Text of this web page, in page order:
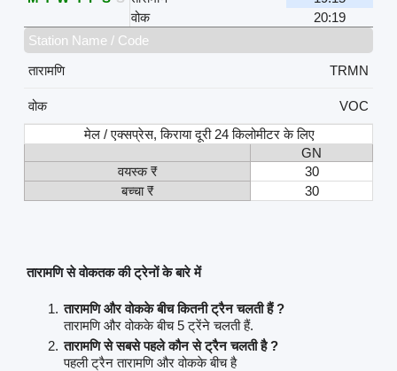
वोक
20:19
Station Name / Code
तारामणि
TRMN
वोक
VOC
मेल / एक्सप्रेस, किराया दूरी 24 किलोमीटर के लिए
GN
वयस्क ₹
30
बच्चा ₹
30
तारामणि से वोकतक की ट्रेनों के बारे में
तारामणि और वोकके बीच कितनी ट्रैन चलती हैं ?
तारामणि और वोकके बीच 5 ट्रेंने चलती हैं.
तारामणि से सबसे पहले कौन से ट्रैन चलती है ?
पहली ट्रैन तारामणि और वोकके बीच है